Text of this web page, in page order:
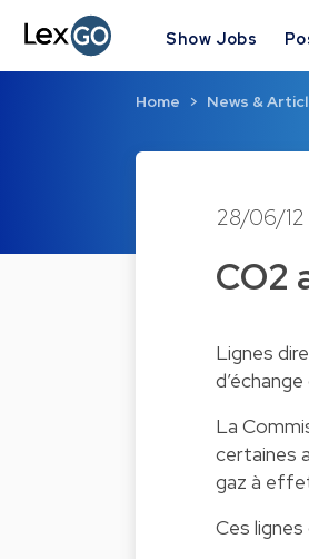
Show Jobs
Home News &
28/06/12
CO2
Lignes
La
certaines
gaz à
Ces